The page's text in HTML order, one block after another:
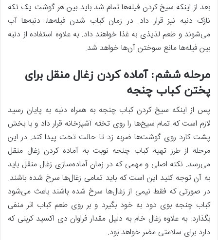
بعد از اینکه سیخ کردن فیله‌ها تمام شد باید بین هر گوشت یک تکه
نازک دنبه نیز قرار داد. در زمان کباب شدن فیله‌ها، دنبه‌ها آب
می‌شوند و طعم لذیذی به غذا خواهند داد. به علاوه استفاده از دنبه
بین فیله‌ها مانع سوختن آن‌ها خواهد شد.
مرحله ششم: آماده کردن زغال منقل برای
پختن کباب چنجه
پس از اینکه سیخ کردن کباب چنجه به همراه دنبه به پایان رسید
لازم است که تمام سیخ‌ها را روی تخته آشپزخانه قرار داد و با بخش
پشت کارد روی گوشت‌ها ضربه زد تا حالت تخت پیدا کند. در این
مرحله از طرز تهیه کباب چنجه نوبت به آماده کردن زغال منقل
می‌رسد. نکته اصلی و مهمی که در زمان آماده‌سازی زغال منقل باید
به آن توجه کنید این است که باید تمامی زغال‌ها سرخ شده باشند.
در صورتی که فقط نیمی از زغال‌ها سرخ شده باشند باعث می‌شود
کباب‌ چنجه بوی دود به خود بگیرد و بر روی طعم کباب اثر منفی
بگذارد. به علاوه زغال خام به دلیل مقدار فراوان دی اکسید کربنی که
دارد برای سلامتی مضر خواهد بود.